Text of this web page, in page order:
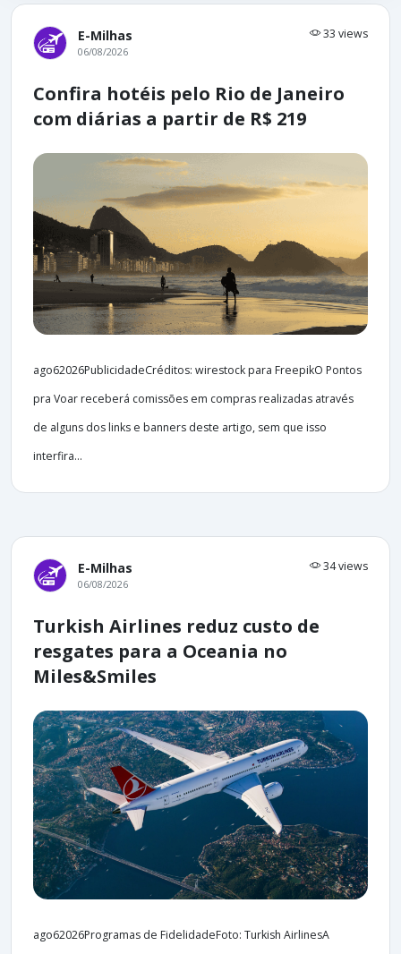
E-Milhas 33 views
06/08/2026
Confira hotéis pelo Rio de Janeiro
com diárias a partir de R$ 219
ago62026PublicidadeCréditos: wirestock para FreepikO Pontos
pra Voar receberá comissões em compras realizadas através
de alguns dos links e banners deste artigo, sem que isso
interfira...
E-Milhas 34 views
06/08/2026
Turkish Airlines reduz custo de
resgates para a Oceania no
Miles&Smiles
ago62026Programas de FidelidadeFoto: Turkish AirlinesA